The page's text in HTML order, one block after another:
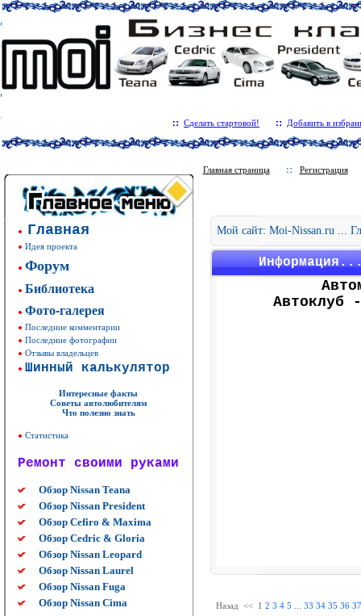
Сделать стартовой! Добавить в
Главная
Идея проекта
Форум
Библиотека
Фото-галерея
Последние комментарии
Последние фотографии
Отзывы владельцев
Шинный калькулятор
Интересные факты
Советы автолюбителям
Что полезно знать
Статистика
Ремонт своими руками
Обзор Nissan Teana
Обзор Nissan President
Обзор Cefiro & Maxima
Обзор Cedric & Gloria
Обзор Nissan Leopard
Обзор Nissan Laurel
Обзор Nissan Fuga
Обзор Nissan Cima
Главная страница Регистрация
Мой сайт: Moi-Nissan.ru ...
Автоклуб
Назад << 1 2 3 4 5 33 34 35 36 37